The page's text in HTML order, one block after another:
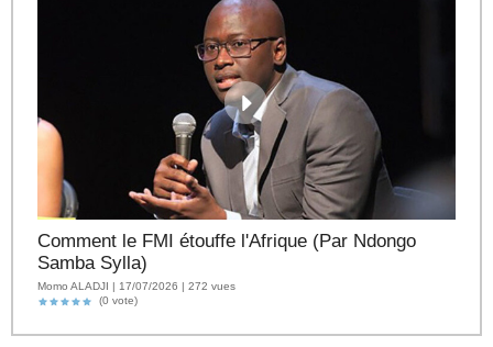
Comment le FMI étouffe l'Afrique (Par Ndongo
Samba Sylla)
Momo ALADJI | 17/07/2026 | 272 vues
(0 vote)